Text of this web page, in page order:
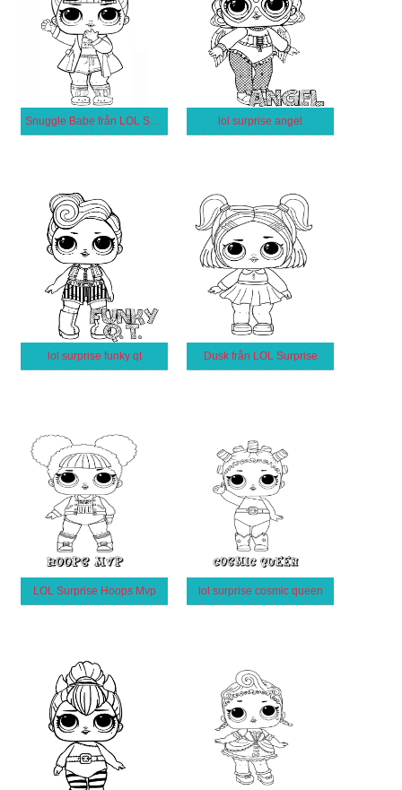
Snuggle Babe från LOL Surprise lol surprise angel
lol surprise funky qt Dusk från LOL Surprise
LOL Surprise Hoops Mvp lol surprise cosmic queen